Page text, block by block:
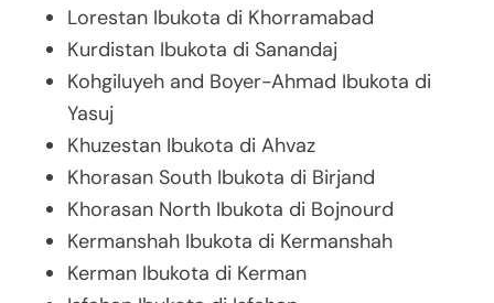
Lorestan Ibukota di Khorramabad
Kurdistan Ibukota di Sanandaj
Kohgiluyeh and Boyer-Ahmad Ibukota di
Yasuj
Khuzestan Ibukota di Ahvaz
Khorasan South Ibukota di Birjand
Khorasan North Ibukota di Bojnourd
Kermanshah Ibukota di Kermanshah
Kerman Ibukota di Kerman